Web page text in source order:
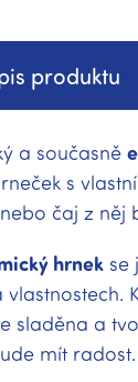
produktu
a současně
s
čaj z něj
hrnek se
vlastnostech.
sladěna a
mít radost.